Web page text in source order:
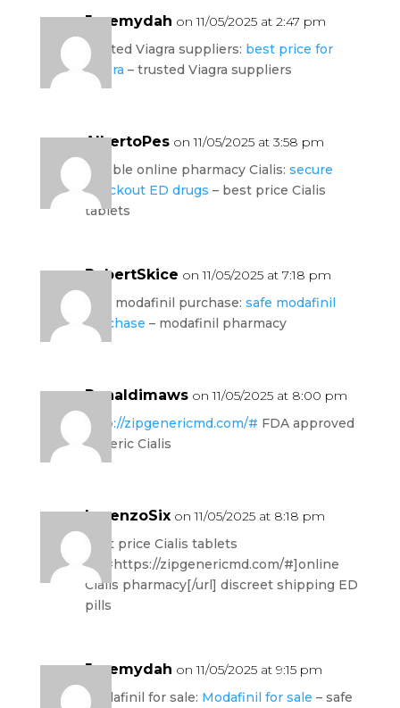
Jeremydah on 11/05/2025 at 2:47 pm
trusted Viagra suppliers: best price for
Viagra – trusted Viagra suppliers
AlbertoPes on 11/05/2025 at 3:58 pm
reliable online pharmacy Cialis: secure
checkout ED drugs – best price Cialis
tablets
RobertSkice on 11/05/2025 at 7:18 pm
safe modafinil purchase: safe modafinil
purchase – modafinil pharmacy
Ronaldimaws on 11/05/2025 at 8:00 pm
http://zipgenericmd.com/# FDA approved
generic Cialis
LorenzoSix on 11/05/2025 at 8:18 pm
best price Cialis tablets
[url=https://zipgenericmd.com/#]online
Cialis pharmacy[/url] discreet shipping ED
pills
Jeremydah on 11/05/2025 at 9:15 pm
Modafinil for sale: Modafinil for sale – safe